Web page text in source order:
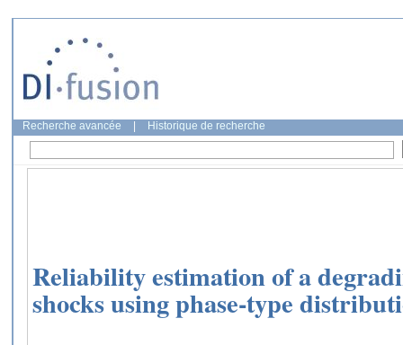
Recherche avancée Historique de recherche
Reliability estimation of a
shocks using phase-type